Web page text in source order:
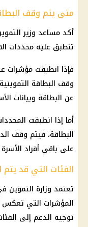
متى يتم وقف
أكد مساعد وزير
تنطبق عليه محددات
فإذا انطبقت مؤشرات
وقف البطاقة
عن البطاقة وبيانات
أما إذا انطبقت
البطاقة، فيتم وقف
على باقي أفراد
الفئات التي قد
تعتمد وزارة
المؤشرات التي تعكس
توجيه الدعم إلى